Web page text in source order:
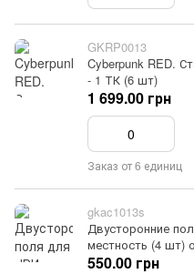
GKRP0013
Cyberpunk RED.
- 1 ТК (6 шт)
1 699.00 грн
Заказ от 6 единиц
gkac1013s
Двусторонние
местность (4 шт)
550.00 грн